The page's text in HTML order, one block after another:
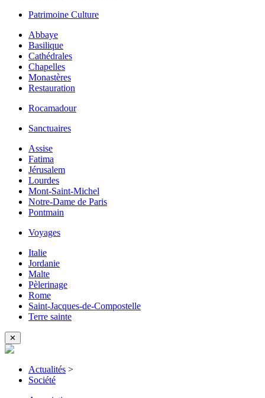
Patrimoine Culture
Abbaye
Basilique
Cathédrales
Chapelles
Monastères
Restauration
Rocamadour
Sanctuaires
Assise
Fatima
Jérusalem
Lourdes
Mont-Saint-Michel
Notre-Dame de Paris
Pontmain
Voyages
Italie
Jordanie
Malte
Pèlerinage
Rome
Saint-Jacques-de-Compostelle
Terre sainte
✕
Actualités >
Société